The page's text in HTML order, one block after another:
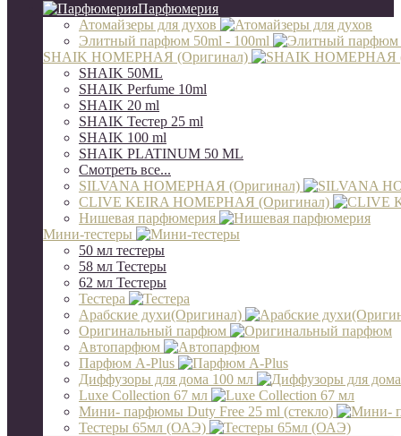
Парфюмерия
Атомайзеры для духов
Элитный парфюм 50ml - 100ml
SHAIK НОМЕРНАЯ (Оригинал)
SHAIK 50ML
SHAIK Perfume 10ml
SHAIK 20 ml
SHAIK Тестер 25 ml
SHAIK 100 ml
SHAIK PLATINUM 50 ML
Смотреть все...
SILVANA НОМЕРНАЯ (Оригинал)
CLIVE KEIRA НОМЕРНАЯ (Оригинал)
Нишевая парфюмерия
Мини-тестеры
50 мл тестеры
58 мл Тестеры
62 мл Тестеры
Тестера
Арабские духи(Оригинал)
Оригинальный парфюм
Автопарфюм
Парфюм A-Plus
Диффузоры для дома 100 мл
Luxe Collection 67 мл
Мини- парфюмы Duty Free 25 ml (стекло)
Тестеры 65мл (ОАЭ)